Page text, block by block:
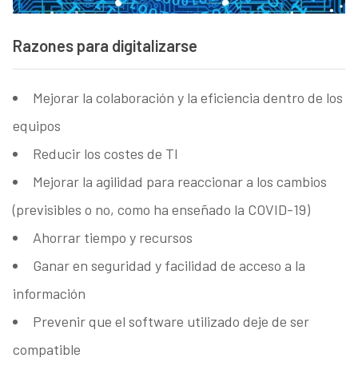
Razones para digitalizarse
Mejorar la colaboración y la eficiencia dentro de los
equipos
Reducir los costes de TI
Mejorar la agilidad para reaccionar a los cambios
(previsibles o no, como ha enseñado la COVID-19)
Ahorrar tiempo y recursos
Ganar en seguridad y facilidad de acceso a la
información
Prevenir que el software utilizado deje de ser
compatible